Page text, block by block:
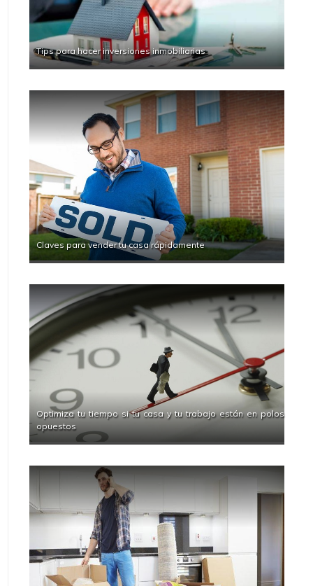
Tips para hacer inversiones inmobiliarias
Claves para vender tu casa rápidamente
Optimiza tu tiempo si tu casa y tu trabajo están en polos
opuestos